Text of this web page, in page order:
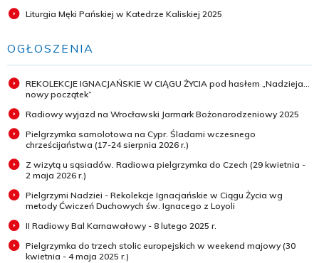
Liturgia Męki Pańskiej w Katedrze Kaliskiej 2025
OGŁOSZENIA
REKOLEKCJE IGNACJAŃSKIE W CIĄGU ŻYCIA pod hasłem „Nadzieja...
nowy początek”
Radiowy wyjazd na Wrocławski Jarmark Bożonarodzeniowy 2025
Pielgrzymka samolotowa na Cypr. Śladami wczesnego
chrześcijaństwa (17-24 sierpnia 2026 r.)
Z wizytą u sąsiadów. Radiowa pielgrzymka do Czech (29 kwietnia -
2 maja 2026 r.)
Pielgrzymi Nadziei - Rekolekcje Ignacjańskie w Ciągu Życia wg
metody Ćwiczeń Duchowych św. Ignacego z Loyoli
II Radiowy Bal Karnawałowy - 8 lutego 2025 r.
Pielgrzymka do trzech stolic europejskich w weekend majowy (30
kwietnia - 4 maja 2025 r.)